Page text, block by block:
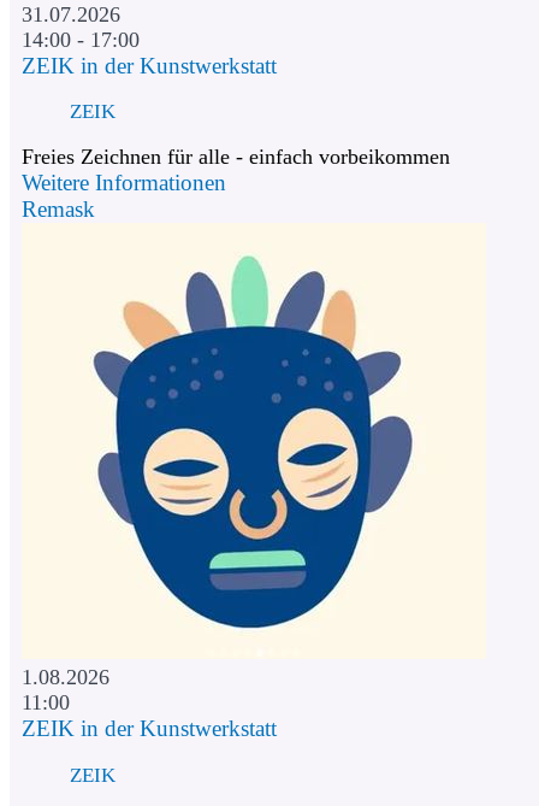
31.07.2026
14:00 - 17:00
ZEIK in der Kunstwerkstatt
ZEIK
Freies Zeichnen für alle - einfach vorbeikommen
Weitere Informationen
Remask
1.08.2026
11:00
ZEIK in der Kunstwerkstatt
ZEIK